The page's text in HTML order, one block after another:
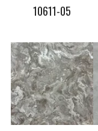
10611-05